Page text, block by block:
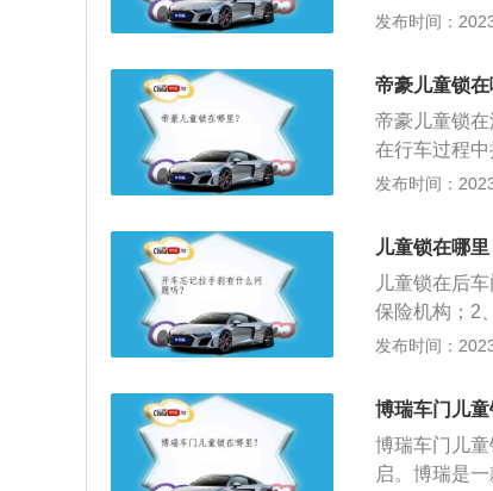
探岳为例，
式独立悬架
m，最大功
发布时间：
帝豪儿童锁在
帝豪儿童锁
在行车过程
身尺寸是：
米，其驱动
力梁式非独立
发布时间：
儿童锁在哪里
儿童锁在后
保险机构；2
只能在车外
式，旋钮式
锁操作，比
发布时间：
博瑞车门儿童
博瑞车门儿
启。博瑞是